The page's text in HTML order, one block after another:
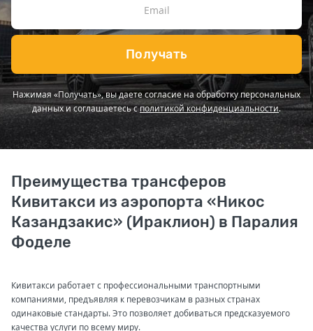
Получать
Нажимая «Получать», вы даете согласие на обработку персональных
данных и соглашаетесь сполитикой конфиденциальности.
Преимущества трансферов
Кивитакси из аэропорта «Никос
Казандзакис» (Ираклион) в Паралия
Фоделе
Кивитакси работает с профессиональными транспортными
компаниями, предъявляя к перевозчикам в разных странах
одинаковые стандарты. Это позволяет добиваться предсказуемого
качества услуги по всему миру.